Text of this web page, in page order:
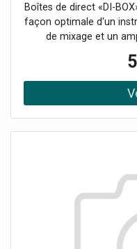
Boîtes de direct «DI-
façon optimale d'un
de mixage et un
par des problèmes
Entrées & sorties
niveaux Ligne, utilisez
métallique robuste,
LSP-102, LC-31,
recommander,
pour la boîte à outils -
Le DIB-12 de IMG
son boîtier très